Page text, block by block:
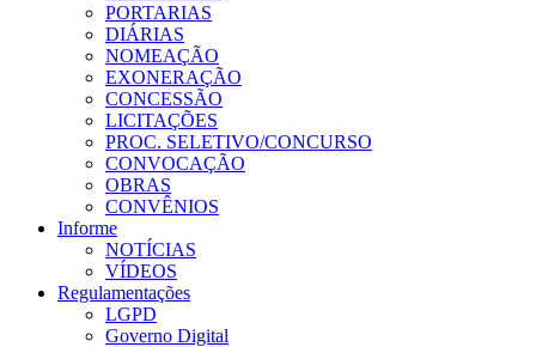
PORTARIAS
DIÁRIAS
NOMEAÇÃO
EXONERAÇÃO
CONCESSÃO
LICITAÇÕES
PROC. SELETIVO/CONCURSO
CONVOCAÇÃO
OBRAS
CONVÊNIOS
Informe
NOTÍCIAS
VÍDEOS
Regulamentações
LGPD
Governo Digital